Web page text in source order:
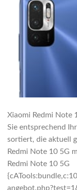
Xiaomi Redmi Note
Sie entsprechend
sortiert, die aktuell
Redmi Note 10 5G
Redmi Note 10 5G